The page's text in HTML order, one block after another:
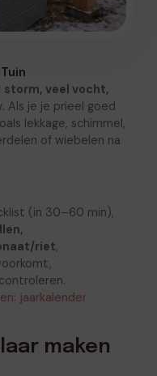
storm, veel vocht,
Als je je prieel goed
lekkage, schimmel,
of wiebelen na
(in 30–60 min),
riet,
jaarkalender
maken